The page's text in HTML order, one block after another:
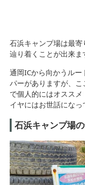
石浜キャンプ場は最
辿り着くことが出来ま
通岡ICから向かうル
パーがありますが、
で個人的にはオスス
イヤにはお世話になっ
石浜キャンプ場